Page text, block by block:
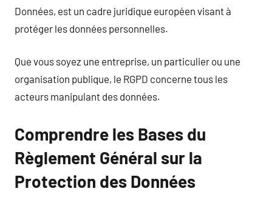
Données, est un cadre juridique européen visant à
protéger les données personnelles.
Que vous soyez une entreprise, un particulier ou une
organisation publique, le RGPD concerne tous les
acteurs manipulant des données.
Comprendre les Bases du
Règlement Général sur la
Protection des Données